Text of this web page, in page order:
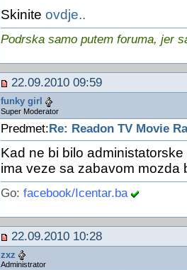
Skinite ovdje..
Podrska samo putem foruma, jer
22.09.2010 09:59
funky girl
Super Moderator
Predmet:Re: Readon TV Movie
Kad ne bi bilo
ima veze sa zabavom mozda
Go: facebook/Icentar.ba
22.09.2010 10:28
zxz
Administrator